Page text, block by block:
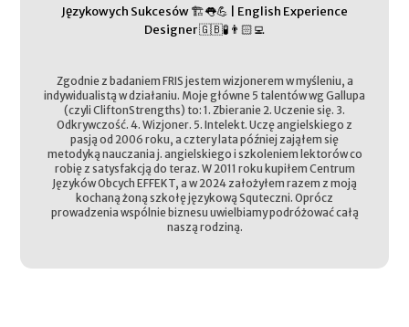
Językowych Sukcesów 🏗️👅💪 | English Experience
Designer 🇬🇧🧪👨🏻‍💻
Zgodnie z badaniem FRIS jestem wizjonerem w myśleniu, a
indywidualistą w działaniu. Moje główne 5 talentów wg Gallupa
(czyli CliftonStrengths) to: 1. Zbieranie 2. Uczenie się. 3.
Odkrywczość. 4. Wizjoner. 5. Intelekt. Uczę angielskiego z
pasją od 2006 roku, a cztery lata później zająłem się
metodyką nauczania j. angielskiego i szkoleniem lektorów co
robię z satysfakcją do teraz. W 2011 roku kupiłem Centrum
Języków Obcych EFFEKT, a w 2024 założyłem razem z moją
kochaną żoną szkołę językową Squteczni. Oprócz
prowadzenia wspólnie biznesu uwielbiamy podróżować całą
naszą rodziną.